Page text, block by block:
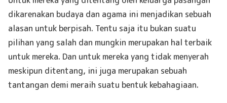
dikarenakan budaya dan agama ini menjadikan sebuah
alasan untuk berpisah. Tentu saja itu bukan suatu
pilihan yang salah dan mungkin merupakan hal terbaik
untuk mereka. Dan untuk mereka yang tidak menyerah
meskipun ditentang, ini juga merupakan sebuah
tantangan demi meraih suatu bentuk kebahagiaan.